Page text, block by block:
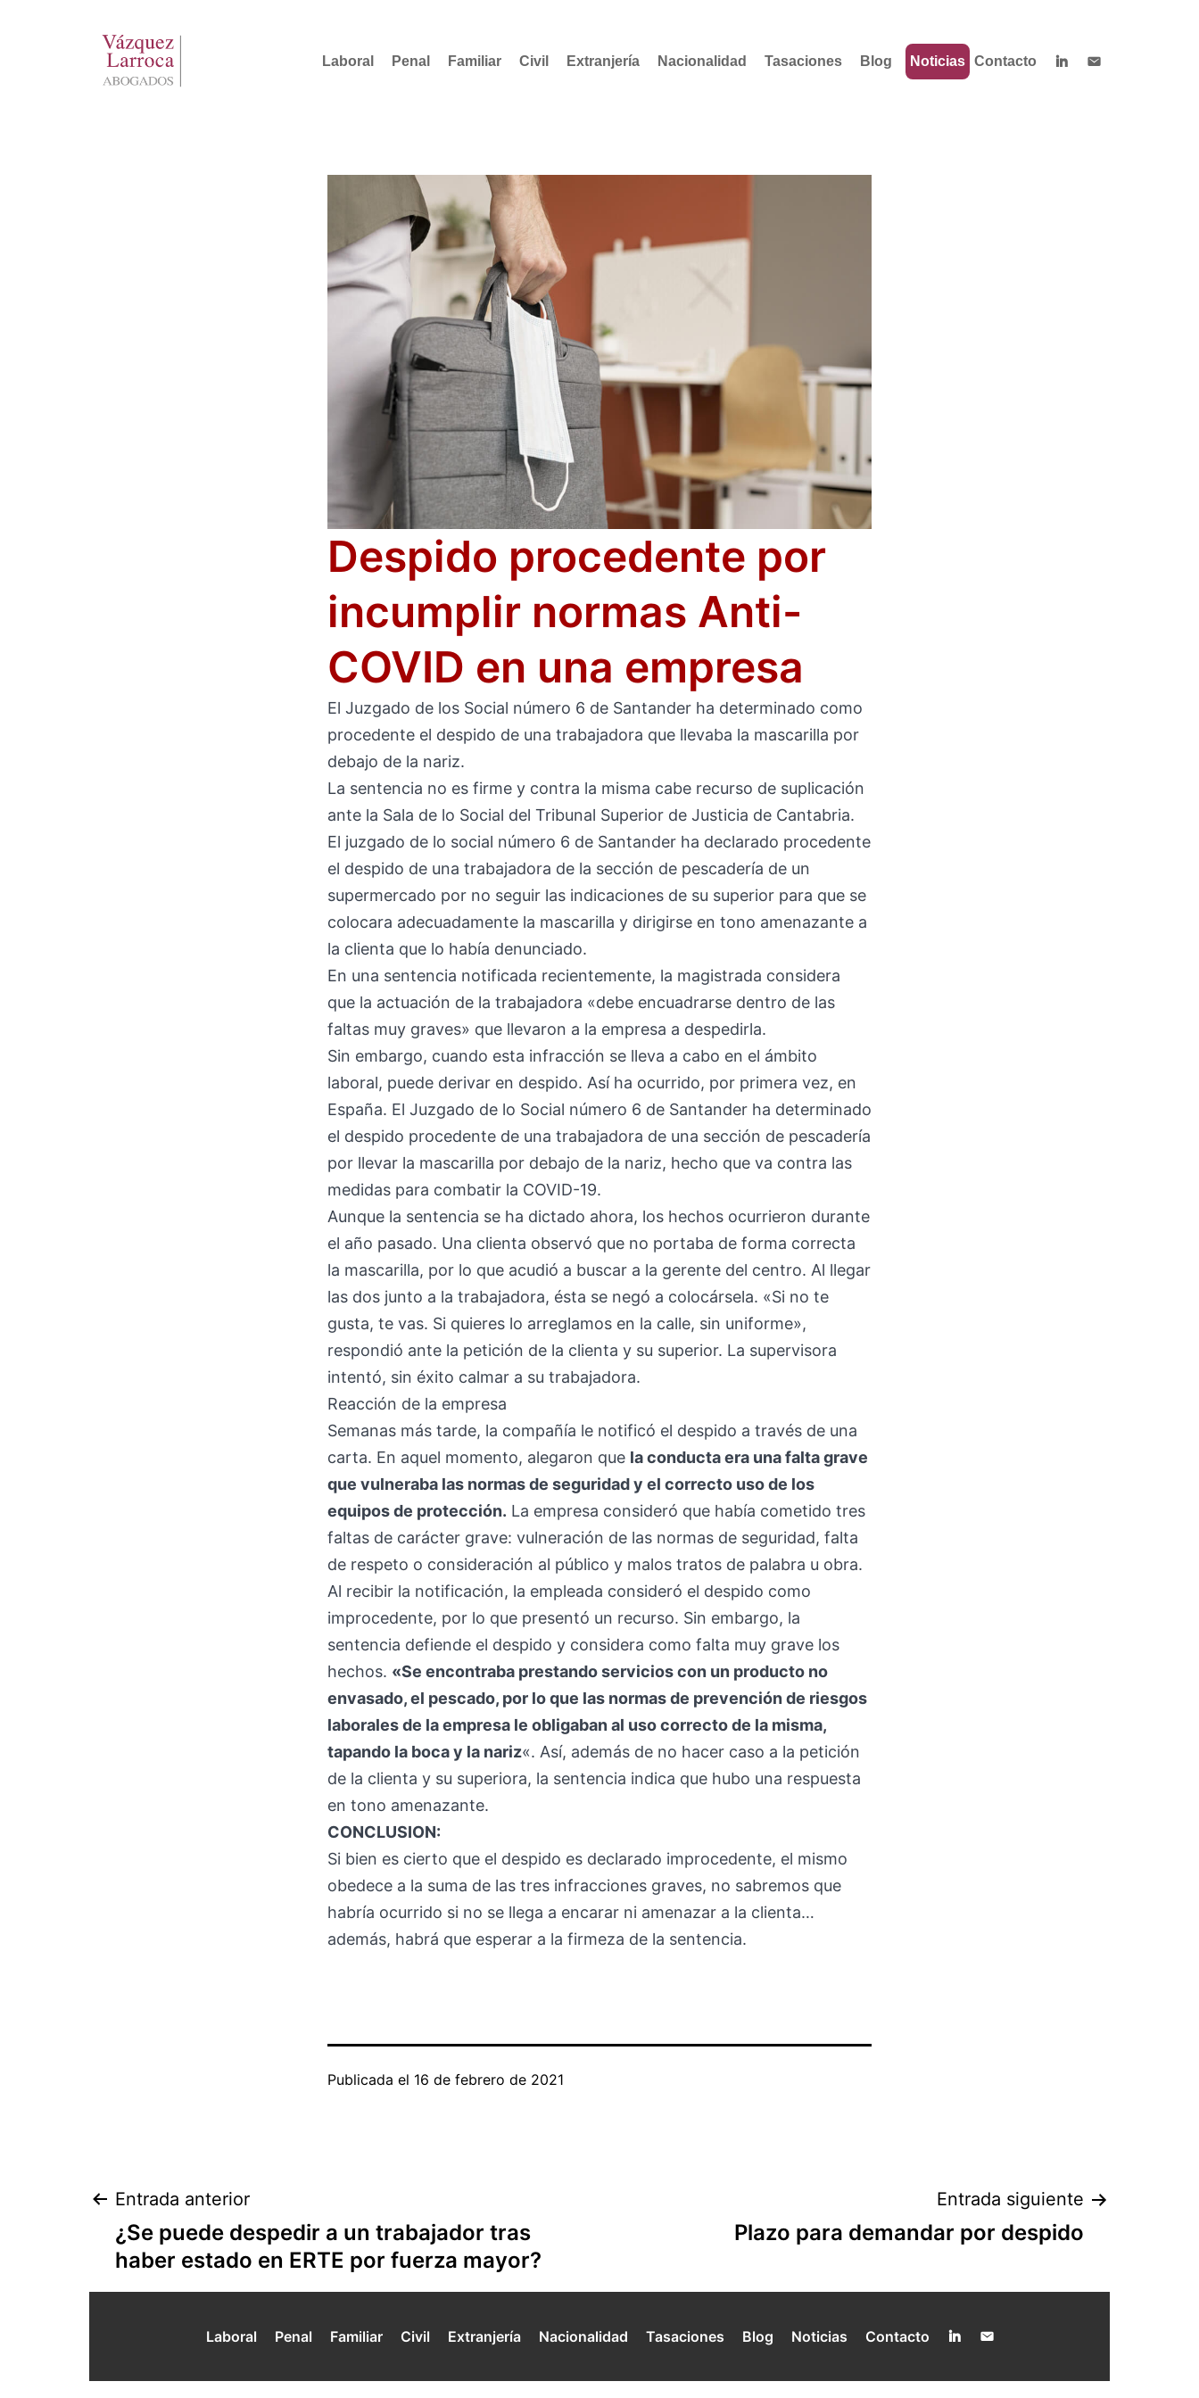
Laboral Penal Familiar Civil Extranjería Nacionalidad Tasaciones Blog Noticias Contacto
Despido procedente por
incumplir normas Anti-
COVID en una empresa
El Juzgado de los Social número 6 de Santander ha determinado como
procedente el despido de una trabajadora que llevaba la mascarilla por
debajo de la nariz.
La sentencia no es firme y contra la misma cabe recurso de suplicación
ante la Sala de lo Social del Tribunal Superior de Justicia de Cantabria.
El juzgado de lo social número 6 de Santander ha declarado procedente
el despido de una trabajadora de la sección de pescadería de un
supermercado por no seguir las indicaciones de su superior para que se
colocara adecuadamente la mascarilla y dirigirse en tono amenazante a
la clienta que lo había denunciado.
En una sentencia notificada recientemente, la magistrada considera
que la actuación de la trabajadora «debe encuadrarse dentro de las
faltas muy graves» que llevaron a la empresa a despedirla.
Sin embargo, cuando esta infracción se lleva a cabo en el ámbito
laboral, puede derivar en despido. Así ha ocurrido, por primera vez, en
España. El Juzgado de lo Social número 6 de Santander ha determinado
el despido procedente de una trabajadora de una sección de pescadería
por llevar la mascarilla por debajo de la nariz, hecho que va contra las
medidas para combatir la COVID-19.
Aunque la sentencia se ha dictado ahora, los hechos ocurrieron durante
el año pasado. Una clienta observó que no portaba de forma correcta
la mascarilla, por lo que acudió a buscar a la gerente del centro. Al llegar
las dos junto a la trabajadora, ésta se negó a colocársela. «Si no te
gusta, te vas. Si quieres lo arreglamos en la calle, sin uniforme»,
respondió ante la petición de la clienta y su superior. La supervisora
intentó, sin éxito calmar a su trabajadora.
Reacción de la empresa
Semanas más tarde, la compañía le notificó el despido a través de una
carta. En aquel momento, alegaron que la conducta era una falta grave
que vulneraba las normas de seguridad y el correcto uso de los
equipos de protección. La empresa consideró que había cometido tres
faltas de carácter grave: vulneración de las normas de seguridad, falta
de respeto o consideración al público y malos tratos de palabra u obra.
Al recibir la notificación, la empleada consideró el despido como
improcedente, por lo que presentó un recurso. Sin embargo, la
sentencia defiende el despido y considera como falta muy grave los
hechos. «Se encontraba prestando servicios con un producto no
envasado, el pescado, por lo que las normas de prevención de riesgos
laborales de la empresa le obligaban al uso correcto de la misma,
tapando la boca y la nariz«. Así, además de no hacer caso a la petición
de la clienta y su superiora, la sentencia indica que hubo una respuesta
en tono amenazante.
CONCLUSION:
Si bien es cierto que el despido es declarado improcedente, el mismo
obedece a la suma de las tres infracciones graves, no sabremos que
habría ocurrido si no se llega a encarar ni amenazar a la clienta…
además, habrá que esperar a la firmeza de la sentencia.
Publicada el 16 de febrero de 2021
Navegación
de
entradas
Entrada anterior
¿Se puede despedir a un trabajador tras
haber estado en ERTE por fuerza mayor?
Entrada siguiente
Plazo para demandar por despido
Laboral Penal Familiar Civil Extranjería Nacionalidad Tasaciones Blog Noticias Contacto